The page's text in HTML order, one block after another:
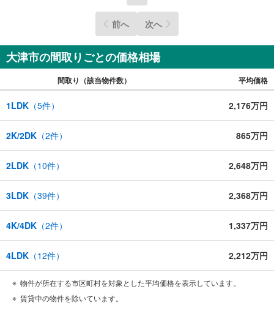
前へ 次へ
大津市の間取りごとの価格相場
間取り（該当物件数） 平均価格
1LDK （5件） 2,176万円
2K/2DK （2件） 865万円
2LDK （10件） 2,648万円
3LDK （39件） 2,368万円
4K/4DK （2件） 1,337万円
4LDK （12件） 2,212万円
物件が所在する市区町村を対象とした平均価格を表示しています。
賃貸中の物件を除いています。